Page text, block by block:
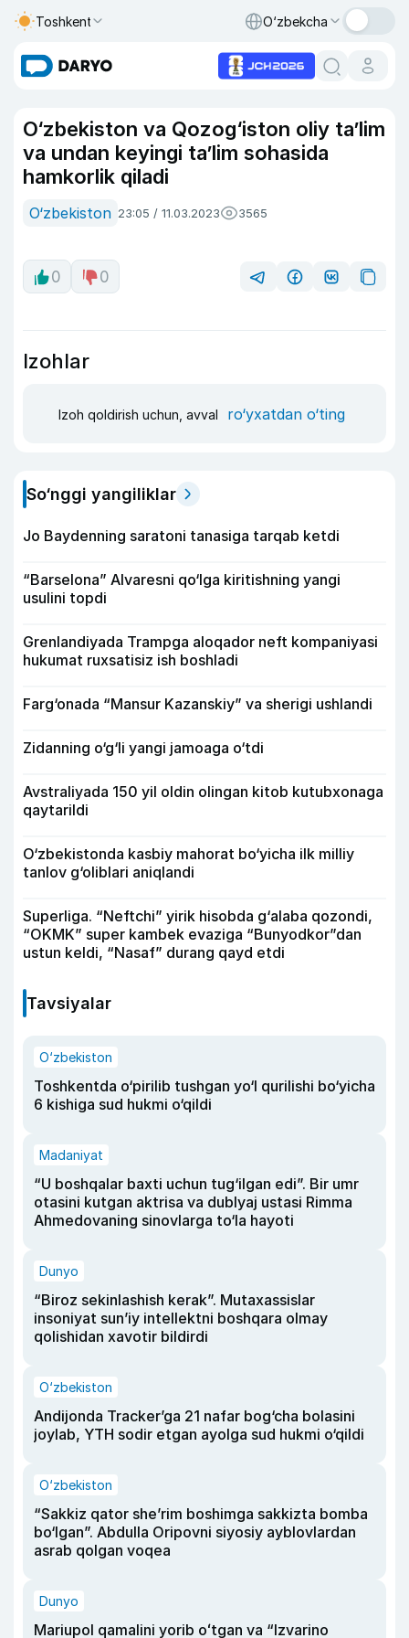
Toshkent O‘zbekcha
O‘zbekiston va Qozog‘iston oliy ta’lim
va undan keyingi ta’lim sohasida
hamkorlik qiladi
O‘zbekiston 23:05 / 11.03.2023 3565
0 0
Izohlar
Izoh qoldirish uchun, avval ro‘yxatdan o‘ting
So‘nggi yangiliklar
Jo Baydenning saratoni tanasiga tarqab ketdi
“Barselona” Alvaresni qo‘lga kiritishning yangi
usulini topdi
Grenlandiyada Trampga aloqador neft kompaniyasi
hukumat ruxsatisiz ish boshladi
Farg‘onada “Mansur Kazanskiy” va sherigi ushlandi
Zidanning o‘g‘li yangi jamoaga o‘tdi
Avstraliyada 150 yil oldin olingan kitob kutubxonaga
qaytarildi
O‘zbekistonda kasbiy mahorat bo‘yicha ilk milliy
tanlov g‘oliblari aniqlandi
Superliga. “Neftchi” yirik hisobda g‘alaba qozondi,
“OKMK” super kambek evaziga “Bunyodkor”dan
ustun keldi, “Nasaf” durang qayd etdi
Tavsiyalar
O‘zbekiston
Toshkentda o‘pirilib tushgan yo‘l qurilishi bo‘yicha
6 kishiga sud hukmi o‘qildi
Madaniyat
“U boshqalar baxti uchun tug‘ilgan edi”. Bir umr
otasini kutgan aktrisa va dublyaj ustasi Rimma
Ahmedovaning sinovlarga to‘la hayoti
Dunyo
“Biroz sekinlashish kerak”. Mutaxassislar
insoniyat sun’iy intellektni boshqara olmay
qolishidan xavotir bildirdi
O‘zbekiston
Andijonda Tracker’ga 21 nafar bog‘cha bolasini
joylab, YTH sodir etgan ayolga sud hukmi o‘qildi
O‘zbekiston
“Sakkiz qator she’rim boshimga sakkizta bomba
bo‘lgan”. Abdulla Oripovni siyosiy ayblovlardan
asrab qolgan voqea
Dunyo
Mariupol qamalini yorib oʻtgan va “Izvarino